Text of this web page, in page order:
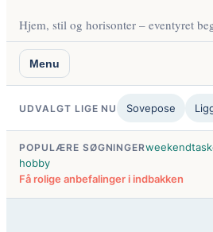
Hjem, stil og horisonter – eventyret
Menu
UDVALGT LIGE NU Sovepose
POPULÆRE SØGNINGER
hobby
Få rolige anbefalinger i indbakken